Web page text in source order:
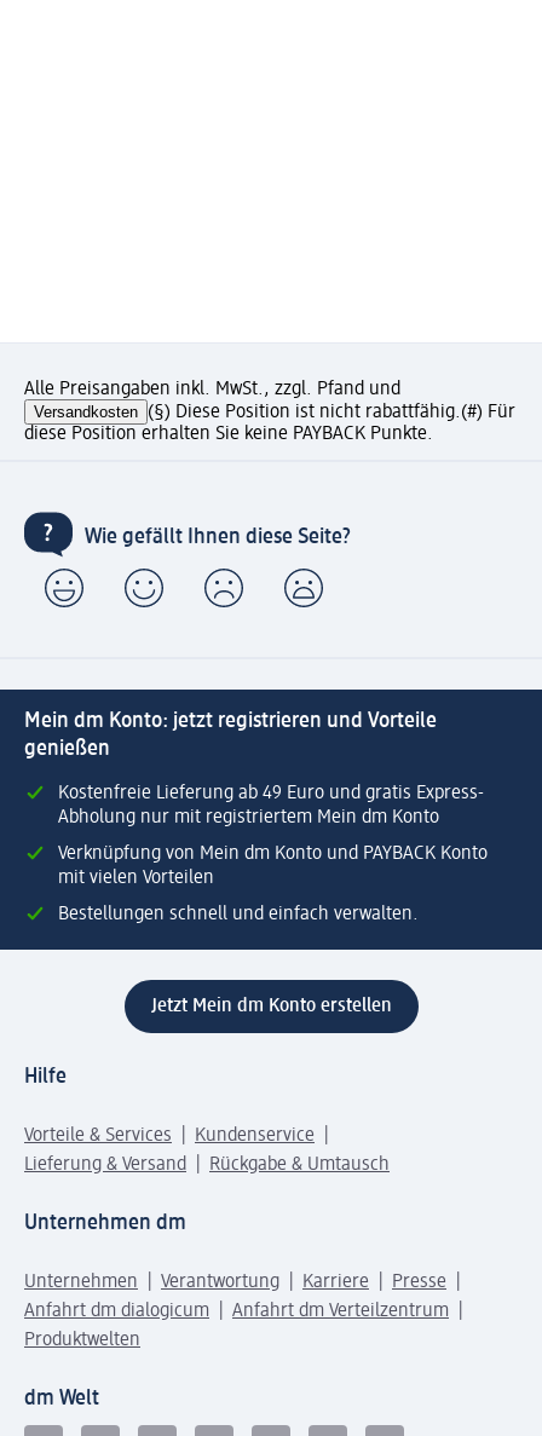
Alle Preisangaben inkl. MwSt., zzgl. Pfand und
Versandkosten (§) Diese Position ist nicht rabattfähig.(#) Für
diese Position erhalten Sie keine PAYBACK Punkte.
Wie gefällt Ihnen diese Seite?
Mein dm Konto: jetzt registrieren und Vorteile
genießen
Kostenfreie Lieferung ab 49 Euro und gratis Express-
Abholung nur mit registriertem Mein dm Konto
Verknüpfung von Mein dm Konto und PAYBACK Konto
mit vielen Vorteilen
Bestellungen schnell und einfach verwalten.
Jetzt Mein dm Konto erstellen
Hilfe
Vorteile & Services
Kundenservice
Lieferung & Versand
Rückgabe & Umtausch
Unternehmen dm
Unternehmen Verantwortung Karriere
Presse
Anfahrt dm dialogicum
Anfahrt dm Verteilzentrum
Produktwelten
dm Welt